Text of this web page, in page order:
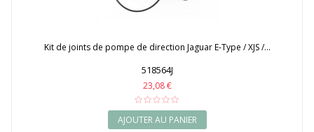
Kit de joints de pompe de direction Jaguar E-Type / XJS /...
518564J
23,08 €
AJOUTER AU PANIER